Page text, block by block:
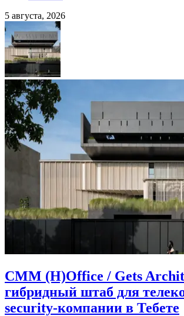
5 августа, 2026
CMM (H)Office / Gets
гибридный штаб для
security-компании в Тебете